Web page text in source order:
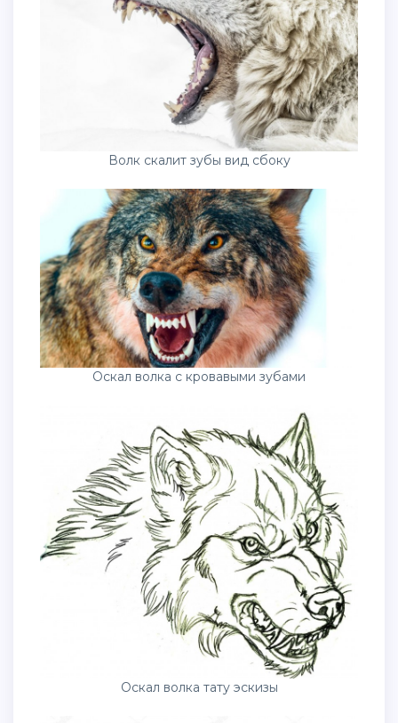
Волк скалит зубы вид сбоку
Оскал волка с кровавыми зубами
Оскал волка тату эскизы